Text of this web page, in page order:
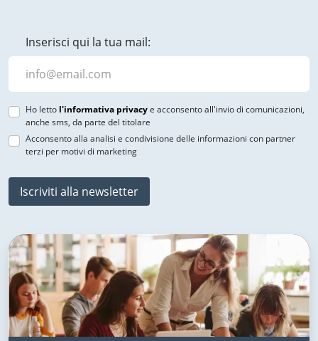
Inserisci qui la tua mail:
Ho letto l'informativa privacye acconsento all'invio di comunicazioni,
anche sms, da parte del titolare
Acconsento alla analisi e condivisione delle informazioni con partner
terzi per motivi di marketing
Iscriviti alla newsletter